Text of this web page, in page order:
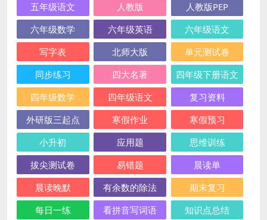
五年级语文
人教版
人教版PEP
六年级数学
六年级英语
六年级语文
写字表
北师大版
单元测试卷
同步练习
四大名著
四年级下册语文
四年级数学
四年级语文
复习资料
外研版三起点
寒假作业
寒假预习
小升初
应用题
思维训练
拔尖测试卷
易错题
晨读单
晨读晚默
有余数的除法
期末复习
每日一练
看拼音写词语 知识点总结